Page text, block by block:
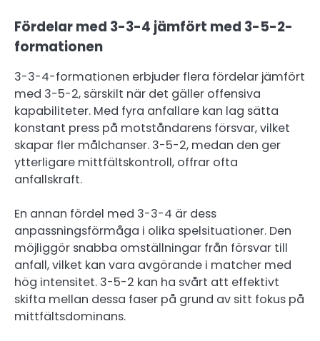
Fördelar med 3-3-4 jämfört med 3-5-2-
formationen
3-3-4-formationen erbjuder flera fördelar jämfört
med 3-5-2, särskilt när det gäller offensiva
kapabiliteter. Med fyra anfallare kan lag sätta
konstant press på motståndarens försvar, vilket
skapar fler målchanser. 3-5-2, medan den ger
ytterligare mittfältskontroll, offrar ofta
anfallskraft.
En annan fördel med 3-3-4 är dess
anpassningsförmåga i olika spelsituationer. Den
möjliggör snabba omställningar från försvar till
anfall, vilket kan vara avgörande i matcher med
hög intensitet. 3-5-2 kan ha svårt att effektivt
skifta mellan dessa faser på grund av sitt fokus på
mittfältsdominans.